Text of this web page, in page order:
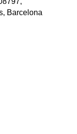
Barcelona